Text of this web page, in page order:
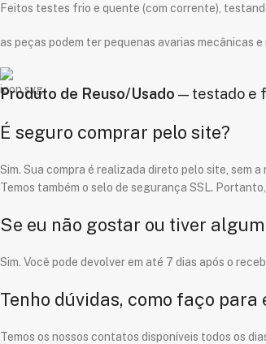
Feitos testes frio e quente (com corrente),
as peças podem ter pequenas avarias mecânicas e
Produto de Reuso/Usado — testado e
É seguro comprar pelo site?
Sim. Sua compra é realizada direto pelo site, sem
Temos também o selo de segurança SSL.
Se eu não gostar ou tiver
Sim. Você pode devolver em até 7 dias após o
Tenho dúvidas, como faço
Temos os nossos contatos disponíveis todos os